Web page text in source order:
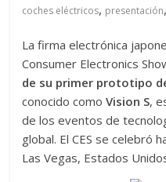
coches eléctricos, presentación,
La firma electrónica
Consumer Electronics
de su primer prototipo
conocido comoVision S,
de los eventos de
global. El CES se celebró
Las Vegas, Estados